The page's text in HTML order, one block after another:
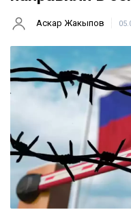
Аскар Жакыпов